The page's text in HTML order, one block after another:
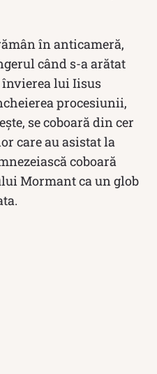
în anticameră,
când s-a arătat
lui Iisus
procesiunii,
se coboară din cer
care au asistat la
coboară
Mormant ca un glob